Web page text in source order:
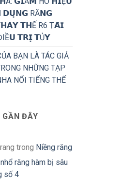
𝗗𝗨̣𝗡𝗚 RĂ𝗡𝗚
𝗧𝗛Ế R6 Ṭ𝗔́𝗜
𝗧𝗥𝗜̣ 𝗧Ủ𝗬
BẠN LÀ TÁC GIẢ
NHỮNG TẠP
NỔI TIẾNG THẾ
GẦN ĐÂY
trong Niềng răng
răng hàm bị sâu
số 4